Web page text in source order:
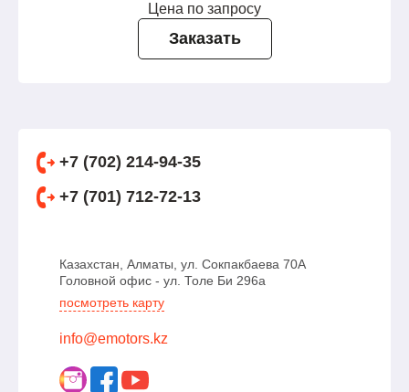
Цена по запросу
Заказать
+7 (702) 214-94-35
+7 (701) 712-72-13
Казахстан, Алматы, ул. Сокпакбаева 70А
Головной офис - ул. Толе Би 296а
посмотреть карту
info@emotors.kz